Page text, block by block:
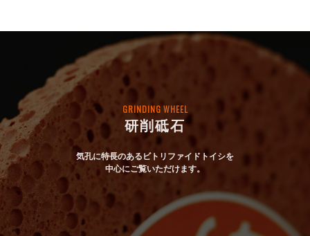
GRINDING WHEEL
研削砥石
気孔に特長のあるビトリファイドトイシを
中心にご覧いただけます。